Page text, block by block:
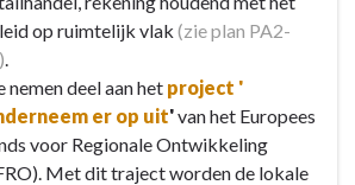
op ruimtelijk vlak (zie plan PA2-
nemen deel aan het project '
er op uit'van het Europees
voor Regionale Ontwikkeling
Met dit traject worden de lokale